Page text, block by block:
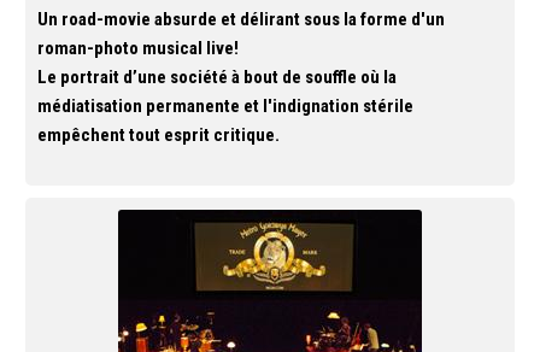
Un road-movie absurde et délirant sous la forme d'un
roman-photo musical live!
Le portrait d’une société à bout de souffle où la
médiatisation permanente et l'indignation stérile
empêchent tout esprit critique.